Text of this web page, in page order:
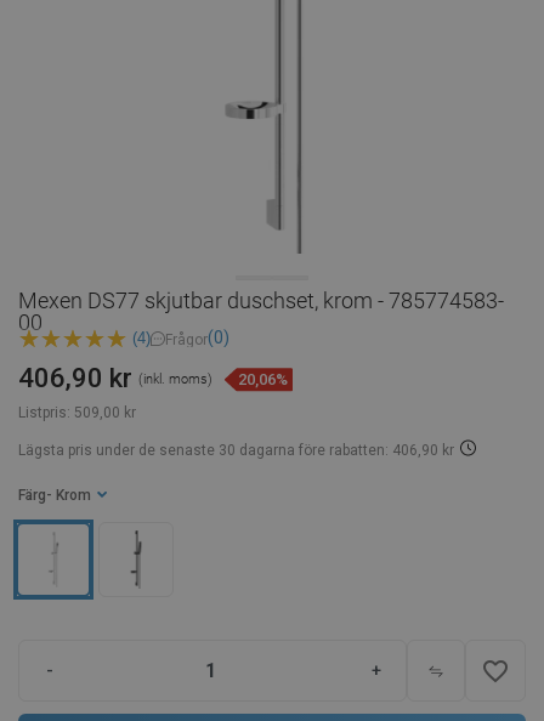
Mexen DS77 skjutbar duschset, krom - 785774583-
00
(4) Frågor(0)
Listpris: 509,00 kr
406,90 kr (inkl. moms) 20,06%
Lägsta pris under de senaste 30 dagarna före rabatten: 406,90 kr
Färg - Krom
- + favorite_border